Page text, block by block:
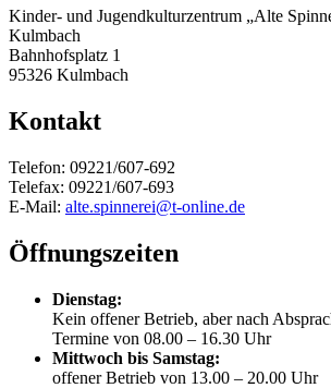
Kinder- und Jugendkulturzentrum „Alte
Kulmbach
Bahnhofsplatz 1
95326 Kulmbach
Kontakt
Telefon: 09221/607-692
Telefax: 09221/607-693
E-Mail: alte.spinnerei@t-online.de
Öffnungszeiten
Dienstag:
Kein offener Betrieb, aber nach
Termine von 08.00 – 16.30 Uhr
Mittwoch bis Samstag:
offener Betrieb von 13.00 – 20.00 Uhr